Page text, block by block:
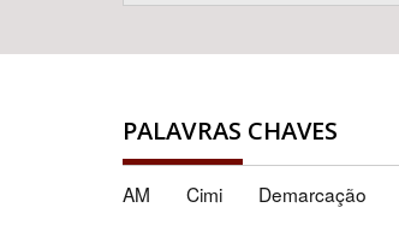
PALAVRAS CHAVES
AM Cimi Demarcação